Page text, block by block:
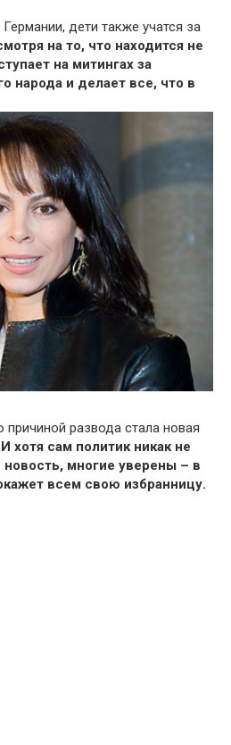
дети также учатся за
на то, что находится не
на митингах за
народа и делает все, что в
причиной развода стала новая
И хотя сам политик никак не
многие уверены – в
всем свою избранницу.